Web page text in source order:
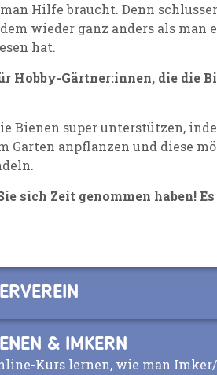
Hilfe braucht. Denn
wieder ganz anders als man
hat.
Hobby-Gärtner:innen, die die
Bienen super unterstützen,
Garten anpflanzen und diese
sich Zeit genommen haben!
& IMKERN
Kurs lernen, wie man